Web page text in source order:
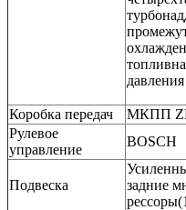
давления
Коробка передач
МКПП
Рулевое
управление
BOSCH
Подвеска
задние